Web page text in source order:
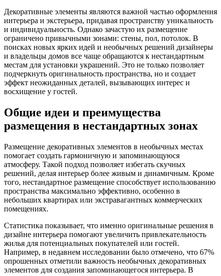
Декоративные элементы являются важной частью оформления
интерьера и экстерьера, придавая пространству уникальность
и индивидуальность. Однако зачастую их размещение
ограничено привычными зонами: стены, пол, потолок. В
поисках новых ярких идей и необычных решений дизайнеры
и владельцы домов все чаще обращаются к нестандартным
местам для установки украшений. Это не только позволяет
подчеркнуть оригинальность пространства, но и создает
эффект неожиданных деталей, вызывающих интерес и
восхищение у гостей.
Общие идеи и преимущества
размещения в нестандартных зонах
Размещение декоративных элементов в необычных местах
помогает создать гармоничную и запоминающуюся
атмосферу. Такой подход позволяет избегать скучных
решений, делая интерьер более живым и динамичным. Кроме
того, нестандартное размещение способствует использованию
пространства максимально эффективно, особенно в
небольших квартирах или экстравагантных коммерческих
помещениях.
Статистика показывает, что именно оригинальные решения в
дизайне интерьера помогают увеличить привлекательность
жилья для потенциальных покупателей или гостей.
Например, в недавнем исследовании было отмечено, что 67%
опрошенных отметили важность необычных декоративных
элементов для создания запоминающегося интерьера. В